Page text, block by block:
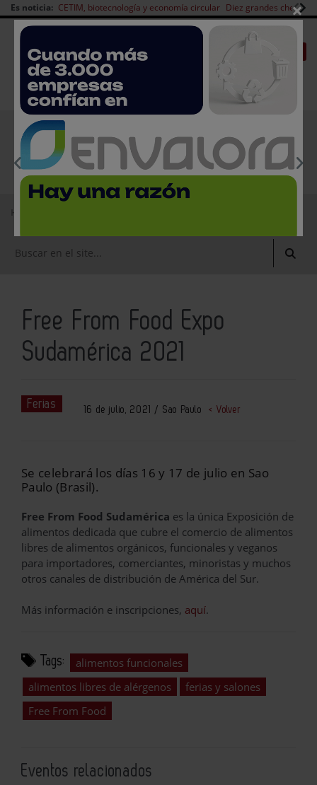
Es noticia: CETIM, biotecnología y economía circular Diez grandes chefs
Redes Sociales
Es noticia
| CANAL EMPLEO Login empresas Registro
Free From Food Expo
Sudamérica 2021
Ferias 16 de julio, 2021 / Sao Paulo < Volver
Se celebrará los días 16 y 17 de julio en Sao
Paulo (Brasil).
Free From Food Sudamérica es la única Exposición de
alimentos dedicada que cubre el comercio de alimentos
libres de alimentos orgánicos, funcionales y veganos
para importadores, comerciantes, minoristas y muchos
otros canales de distribución de América del Sur.
Más información e inscripciones, aquí.
Tags:
alimentos funcionales
alimentos libres de alérgenos
ferias y salones
Free From Food
Eventos relacionados
×